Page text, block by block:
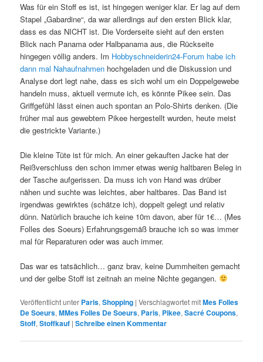
Was für ein Stoff es ist, ist hingegen weniger klar. Er lag auf dem
Stapel „Gabardine“, da war allerdings auf den ersten Blick klar,
dass es das NICHT ist. Die Vorderseite sieht auf den ersten
Blick nach Panama oder Halbpanama aus, die Rückseite
hingegen völlig anders. Im Hobbyschneiderin24-Forum habe ich
dann mal Nahaufnahmen hochgeladen und die Diskussion und
Analyse dort legt nahe, dass es sich wohl um ein Doppelgewebe
handeln muss, aktuell vermute ich, es könnte Pikee sein. Das
Griffgefühl lässt einen auch spontan an Polo-Shirts denken. (Die
früher mal aus gewebtem Pikee hergestellt wurden, heute meist
die gestrickte Variante.)
Die kleine Tüte ist für mich. An einer gekauften Jacke hat der
Reißverschluss den schon immer etwas wenig haltbaren Beleg in
der Tasche aufgerissen. Da muss ich von Hand was drüber
nähen und suchte was leichtes, aber haltbares. Das Band ist
irgendwas gewirktes (schätze ich), doppelt gelegt und relativ
dünn. Natürlich brauche ich keine 10m davon, aber für 1€… (Mes
Folles des Soeurs) Erfahrungsgemäß brauche ich so was immer
mal für Reparaturen oder was auch immer.
Das war es tatsächlich… ganz brav, keine Dummheiten gemacht
und der gelbe Stoff ist zeitnah an meine Nichte gegangen.
Veröffentlicht unter Paris,Shopping |Verschlagwortet mitMes Folles
De Soeurs,MMes Folles De Soeurs, Paris, Pikee,Sacré Coupons,
Stoff,Stoffkauf |Schreibe einen Kommentar